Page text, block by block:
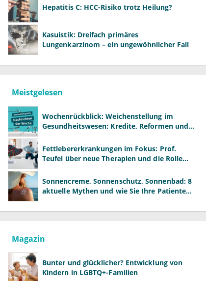
Hepatitis C: HCC-Risiko trotz Heilung?
Kasuistik: Dreifach primäres
Lungenkarzinom – ein ungewöhnlicher Fall
Meistgelesen
Wochenrückblick: Weichenstellung im
Gesundheitswesen: Kredite, Reformen und
Fettlebererkrankungen im Fokus: Prof.
Teufel über neue Therapien und die Rolle
Sonnencreme, Sonnenschutz, Sonnenbad: 8
aktuelle Mythen und wie Sie Ihre Patienten
Magazin
Bunter und glücklicher? Entwicklung von
Kindern in LGBTQ+-Familien